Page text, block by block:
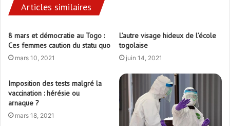
Articles similaires
8 mars et démocratie au Togo :
Ces femmes caution du statu quo
mars 10, 2021
L’autre visage hideux de l’école
togolaise
juin 14, 2021
Imposition des tests malgré la
vaccination : hérésie ou
arnaque ?
mars 18, 2021